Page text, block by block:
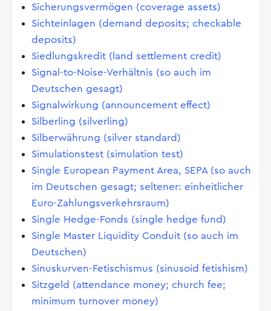
Sicherungsvermögen (coverage assets)
Sichteinlagen (demand deposits; checkable
deposits)
Siedlungskredit (land settlement credit)
Signal-to-Noise-Verhältnis (so auch im
Deutschen gesagt)
Signalwirkung (announcement effect)
Silberling (silverling)
Silberwährung (silver standard)
Simulationstest (simulation test)
Single European Payment Area, SEPA (so auch
im Deutschen gesagt; seltener: einheitlicher
Euro-Zahlungsverkehrsraum)
Single Hedge-Fonds (single hedge fund)
Single Master Liquidity Conduit (so auch im
Deutschen)
Sinuskurven-Fetischismus (sinusoid fetishism)
Sitzgeld (attendance money; church fee;
minimum turnover money)